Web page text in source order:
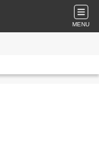
MENU